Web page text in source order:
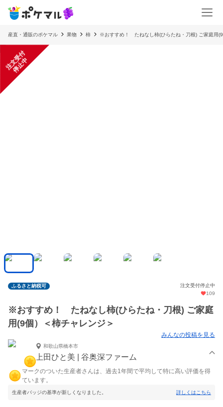
産直・通販のポケマル 果物 柿 ※おすすめ！ たねなし柿(ひらたね・刀根) ご家庭用
注
文
受
付
停
止
中
ふるさと納税可
注文受付停止中
109
※おすすめ！ たねなし柿(ひらたね・刀根) ご家庭
用(9個）＜柿チャレンジ＞
みんなの投稿を見る
和歌山県橋本市
上田ひと美 | 谷奥深ファーム
マークのついた生産者さんは、過去1年間で平均して特に高い評価を得
ています。
生産者バッジの基準が新しくなりました。 詳しくはこちら